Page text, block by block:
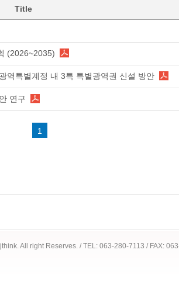
Title
(2026~2035)
역특별계정 내 3특 특별광역권 신설 방안
연구
1
All right Reserves. / TEL: 063-280-7113 / FAX: